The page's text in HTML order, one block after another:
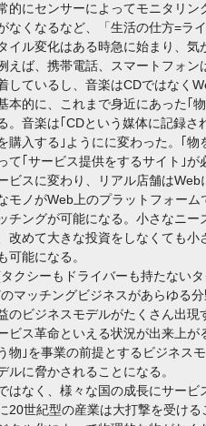
的にセンサーによってモニタリ
なくなるなど、「生活の仕方=ラ
イル変化はある時急に始まり、
えば、携帯電話、スマートフォ
しているし、音楽はCDではなく
本的に、これまで身近にあった｢
。音楽は｢CDという媒体に記録
購入する｣ようにに変わった。｢
て｢サービス提供をするサイト｣が
ビスに変わり、リアル店舗はWeb
モノがWeb上のプラットフォー
チングが可能になる。小さなニ
改めて大きな投資をしなくても
可能になる。
クシーもドライバーも持たない
マッチングビジネスがあらゆる
のビジネスモデルがたくさん出現
ビス革命といえる状況が出来上
物｣を事業の前提とするビジネス
ルに脅かされることになる。
はなく、様々な国の成長にサー
20世紀型の産業は大打撃を受ける